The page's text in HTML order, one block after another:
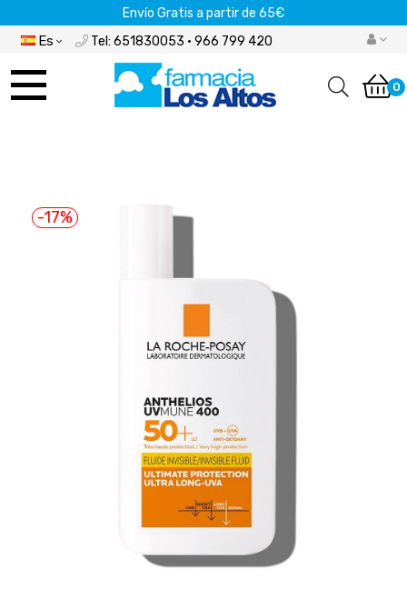
Envío Gratis a partir de 65€
Es Tel: 651830053 · 966 799 420
Navegación 0
-17%